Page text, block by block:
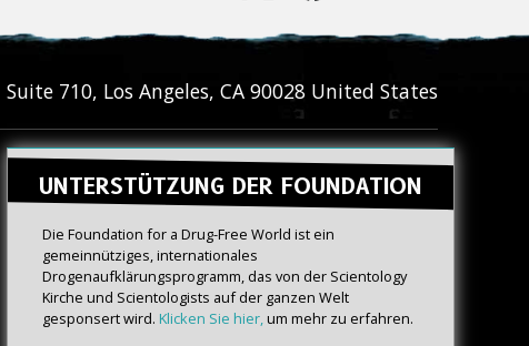
710, Los Angeles, CA 90028 United States
UNTERSTÜTZUNG DER FOUNDATION
Die Foundation for a Drug-Free World ist ein
gemeinnütziges, internationales
Drogenaufklärungsprogramm, das von der Scientology
Kirche und Scientologists auf der ganzen Welt
gesponsert wird. Klicken Sie hier,um mehr zu erfahren.